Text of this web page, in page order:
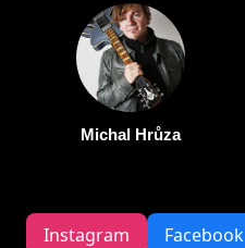
Michal Hrůza
Instagram Facebook